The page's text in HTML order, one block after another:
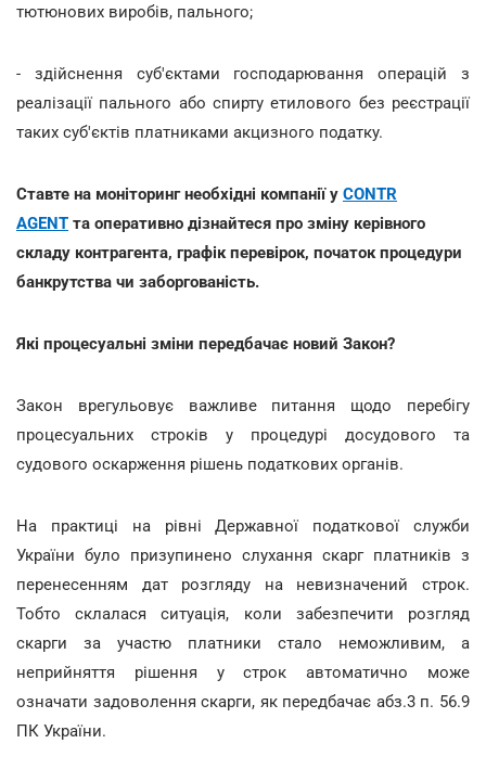
тютюнових виробів, пального;
- здійснення суб'єктами господарювання операцій з
реалізації пального або спирту етилового без реєстрації
таких суб'єктів платниками акцизного податку.
Ставте на моніторинг необхідні компанії у CONTR
AGENT та оперативно дізнайтеся про зміну керівного
складу контрагента, графік перевірок, початок процедури
банкрутства чи заборгованість.
Які процесуальні зміни передбачає новий Закон?
Закон врегульовує важливе питання щодо перебігу
процесуальних строків у процедурі досудового та
судового оскарження рішень податкових органів.
На практиці на рівні Державної податкової служби
України було призупинено слухання скарг платників з
перенесенням дат розгляду на невизначений строк.
Тобто склалася ситуація, коли забезпечити розгляд
скарги за участю платники стало неможливим, а
неприйняття рішення у строк автоматично може
означати задоволення скарги, як передбачає абз.3 п. 56.9
ПК України.